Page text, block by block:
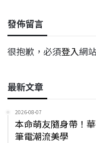
發佈留言
很抱歉，必須登入網
最新文章
2026-08-07
本命萌友隨身帶！
筆電潮流美學